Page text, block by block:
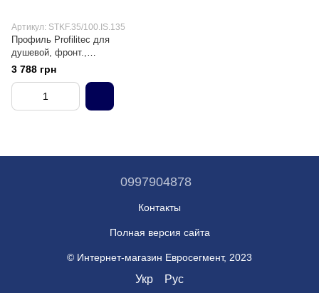
Артикул: STKF.35/100.IS.135
Профиль Profilitec для
душевой, фронт.,
нержавеющая сталь, 1,35 м
3 788 грн
0997904878
Контакты
Полная версия сайта
© Интернет-магазин Евросегмент, 2023
Укр Рус